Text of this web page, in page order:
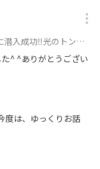
吸い込まれに行こう✨【午後】に参加
^ ^ありがとうござい
度は、ゆっくりお話